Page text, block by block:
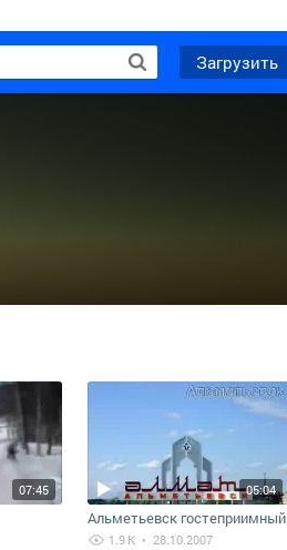
Загрузить
07:45 05:04
Альметьевск гостеприимный
1.9 K • 28.10.2007